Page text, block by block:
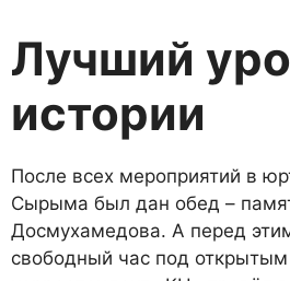
Лучший
истории
После всех мероприятий в
Сырыма был дан обед –
Досмухамедова. А перед
свободный час под